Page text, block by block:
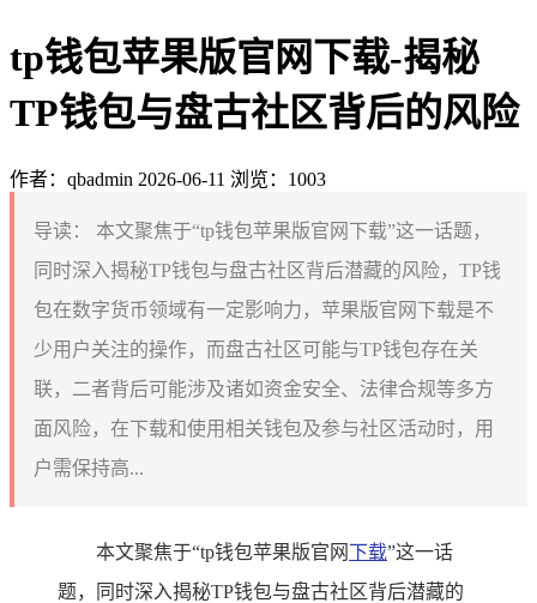
tp钱包苹果版官网下载-揭秘
TP钱包与盘古社区背后的风险
作者：qbadmin 2026-06-11 浏览：1003
导读：
本文聚焦于“tp钱包苹果版官网下载”这一话题，
同时深入揭秘TP钱包与盘古社区背后潜藏的风险，TP钱
包在数字货币领域有一定影响力，苹果版官网下载是不
少用户关注的操作，而盘古社区可能与TP钱包存在关
联，二者背后可能涉及诸如资金安全、法律合规等多方
面风险，在下载和使用相关钱包及参与社区活动时，用
户需保持高...
本文聚焦于“tp钱包苹果版官网下载”这一话
题，同时深入揭秘TP钱包与盘古社区背后潜藏的